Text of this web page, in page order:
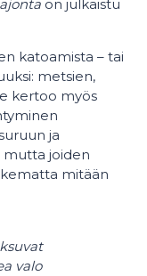
on julkaistu
katoamista – tai
metsien,
kertoo myös
ja
mutta joiden
mitään
valo